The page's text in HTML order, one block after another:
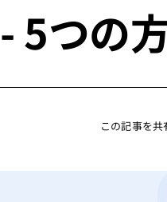
5つの
この記事を共